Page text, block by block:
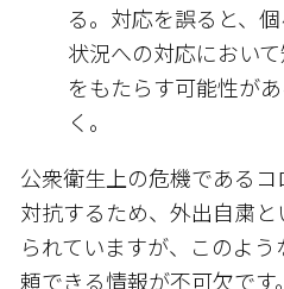
る。対応を誤ると、
状況への対応におい
をもたらす可能性が
く。
公衆衛生上の危機である
対抗するため、外出自粛
られていますが、このよ
頼できる情報が不可欠で